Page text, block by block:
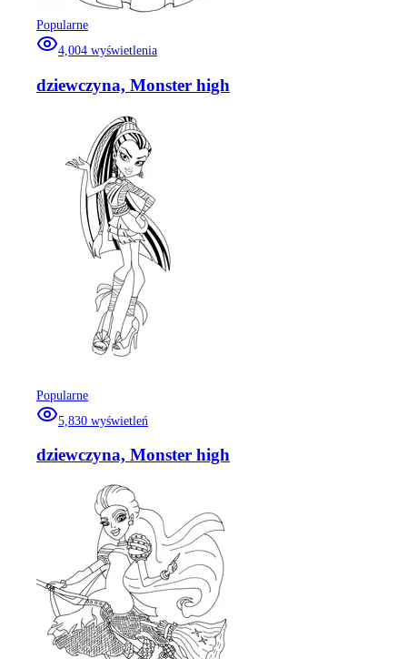
Popularne
4,004 wyświetlenia
dziewczyna, Monster high
Popularne
5,830 wyświetleń
dziewczyna, Monster high